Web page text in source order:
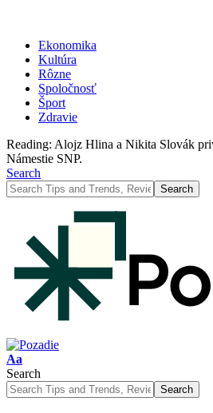
Ekonomika
Kultúra
Rôzne
Spoločnosť
Šport
Zdravie
Reading: Alojz Hlina a Nikita Slovák
Námestie SNP.
Search
Font
Resizer
Aa
Search